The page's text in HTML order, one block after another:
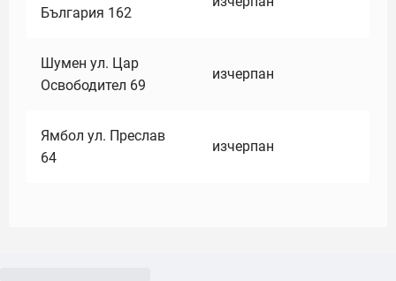
България 162
Шумен ул. Цар
Освободител 69
изчерпан
Ямбол ул. Преслав
64
изчерпан